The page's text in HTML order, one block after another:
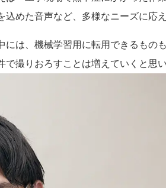
めた音声など、多様なニーズに応え
には、機械学習用に転用できるもの
撮りおろすことは増えていくと思い